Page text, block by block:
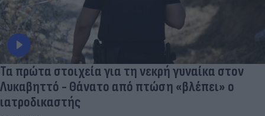
Τα πρώτα στοιχεία για τη νεκρή γυναίκα στον
Λυκαβηττό - Θάνατο από πτώση «βλέπει» ο
ιατροδικαστής